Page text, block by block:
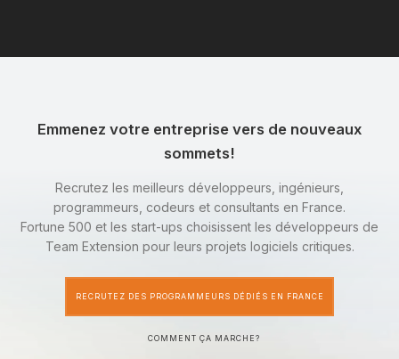
Emmenez votre entreprise vers de nouveaux
sommets!
Recrutez les meilleurs développeurs, ingénieurs,
programmeurs, codeurs et consultants en France.
Fortune 500 et les start-ups choisissent les développeurs de
Team Extension pour leurs projets logiciels critiques.
RECRUTEZ DES PROGRAMMEURS DÉDIÉS EN FRANCE
COMMENT ÇA MARCHE?